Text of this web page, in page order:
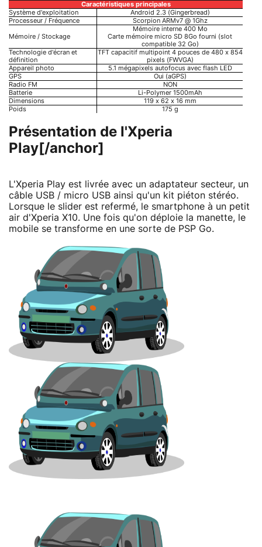
Caractéristiques principales
Système d'exploitation
Android 2.3 (Gingerbread)
Processeur / Fréquence
Scorpion ARMv7 @ 1Ghz
Mémoire / Stockage
Mémoire interne 400 Mo
Carte mémoire micro SD 8Go fourni (slot
compatible 32 Go)
Technologie d'écran et
définition
TFT capacitif multipoint 4 pouces de 480 x 854
pixels (FWVGA)
Appareil photo
5.1 mégapixels autofocus avec flash LED
GPS
Oui (aGPS)
Radio FM
NON
Batterie
Li-Polymer 1500mAh
Dimensions
119 x 62 x 16 mm
Poids
175 g
Présentation de l'Xperia
Play[/anchor]
L'Xperia Play est livrée avec un adaptateur secteur, un
câble USB / micro USB ainsi qu'un kit piéton stéréo.
Lorsque le slider est refermé, le smartphone à un petit
air d'Xperia X10. Une fois qu'on déploie la manette, le
mobile se transforme en une sorte de PSP Go.